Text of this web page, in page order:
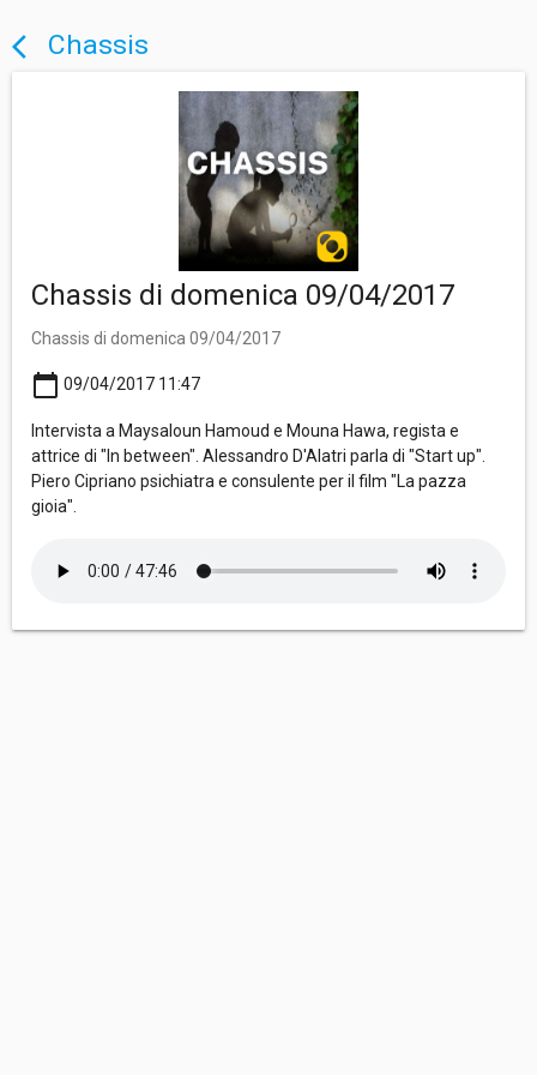
arrow_back_ios Chassis
Chassis di domenica 09/04/2017
Chassis di domenica 09/04/2017
calendar_today 09/04/2017 11:47
Intervista a Maysaloun Hamoud e Mouna Hawa, regista e
attrice di "In between". Alessandro D'Alatri parla di "Start up".
Piero Cipriano psichiatra e consulente per il film "La pazza
gioia".